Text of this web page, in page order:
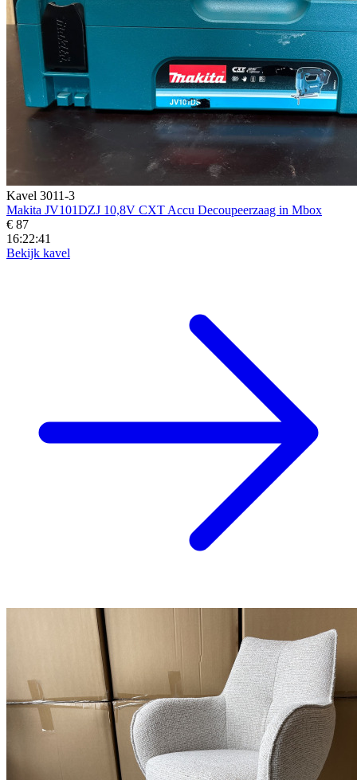
Kavel 3011-3
Makita JV101DZJ 10,8V CXT Accu Decoupeerzaag in Mbox
€ 87
16:22:39
Bekijk kavel